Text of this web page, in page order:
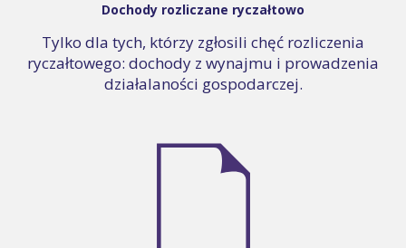
Dochody rozliczane ryczałtowo
Tylko dla tych, którzy zgłosili chęć rozliczenia
ryczałtowego: dochody z wynajmu i prowadzenia
działalaności gospodarczej.